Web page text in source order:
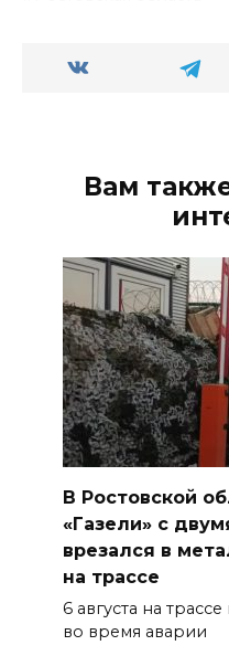
Вам
В Ростовской
«Газели» с
врезался в
на трассе
6 августа на
во время аварии